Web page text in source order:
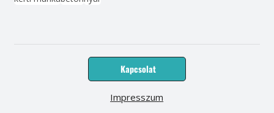
Kapcsolat
Impresszum